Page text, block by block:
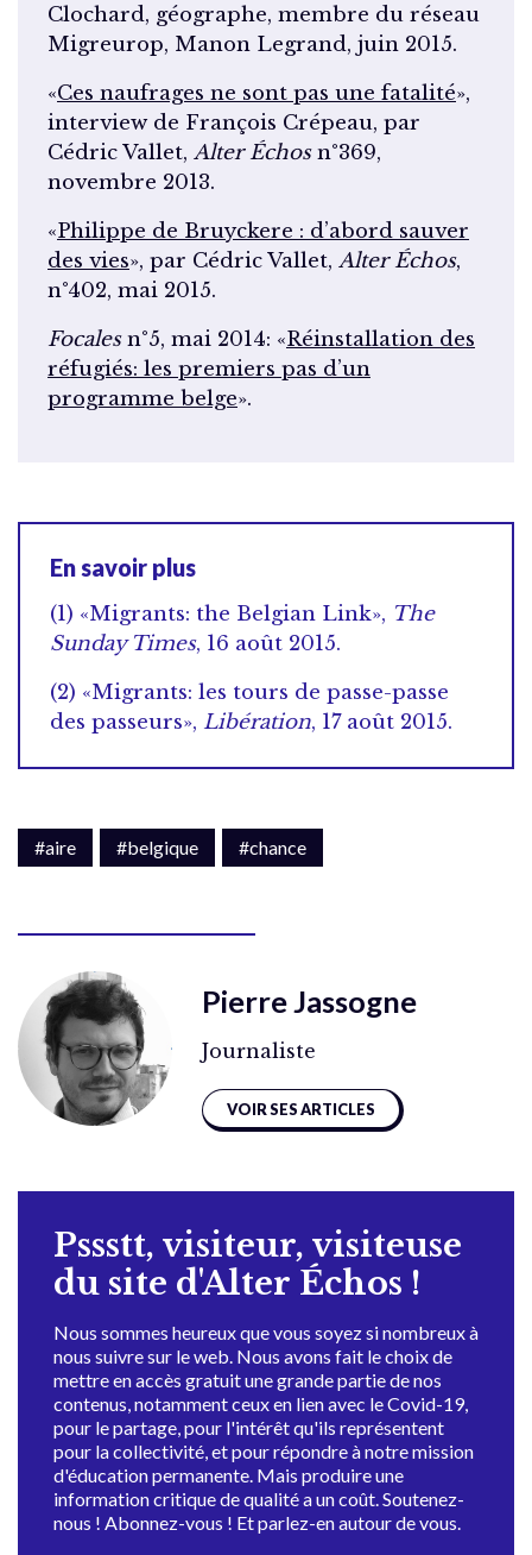
Clochard, géographe, membre du réseau
Migreurop, Manon Legrand, juin 2015.
«Ces naufrages ne sont pas une fatalité»,
interview de François Crépeau, par
Cédric Vallet, Alter Échosn°369,
novembre 2013.
«Philippe de Bruyckere : d’abord sauver
des vies», par Cédric Vallet, Alter Échos,
n°402, mai 2015.
Focalesn°5, mai 2014: «Réinstallation des
réfugiés: les premiers pas d’un
programme belge».
En savoir plus
(1) «Migrants: the Belgian Link», The
Sunday Times, 16 août 2015.
(2) «Migrants: les tours de passe-passe
des passeurs», Libération, 17 août 2015.
#aire #belgique #chance
Pierre Jassogne
Journaliste
VOIR SES ARTICLES
Pssstt, visiteur, visiteuse
du site d'Alter Échos !
Nous sommes heureux que vous soyez si nombreux à
nous suivre sur le web. Nous avons fait le choix de
mettre en accès gratuit une grande partie de nos
contenus, notamment ceux en lien avec le Covid-19,
pour le partage, pour l'intérêt qu'ils représentent
pour la collectivité, et pour répondre à notre mission
d'éducation permanente. Mais produire une
information critique de qualité a un coût. Soutenez-
nous ! Abonnez-vous ! Et parlez-en autour de vous.